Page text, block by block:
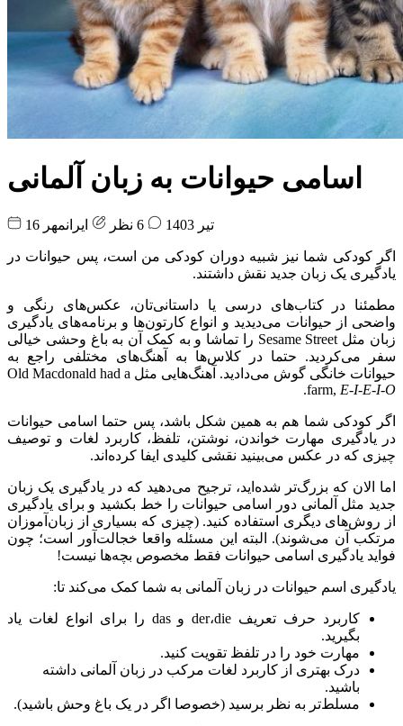
اسامی حیوانات به زبان آلمانی
16 تیر 1403 ایرانمهر
اگر کودکی شما نیز شبیه دوران کودکی من است، پس حیوانات در
یادگیری یک زبان جدید نقش داشتند.
مطمئنا در کتاب‌های درسی یا داستانی‌تان، عکس‌های رنگی و
واضحی از حیوانات می‌دیدید و انواع کارتون‌ها و برنامه‌های یادگیری
زبان مثل Sesame Street را تماشا و به کمک آن به باغ وحشی خیالی
سفر می‌کردید. حتما در کلاس‌ها به آهنگ‌های مختلفی راجع به
حیوانات خانگی گوش می‌دادید. آهنگ‌هایی مثل Old Macdonald had a
farm, E-I-E-I-O
.
اگر کودکی شما هم به همین شکل باشد، پس حتما اسامی حیوانات
در یادگیری مهارت خواندن، نوشتن، تلفظ، کاربرد لغات و توصیف
چیزی که در عکس می‌بینید نقشی کلیدی ایفا کرده‌اند.
اما الان که بزرگ‌تر شده‌اید، ترجیح می‌دهید که در یادگیری یک زبان
جدید مثل آلمانی دور اسامی حیوانات را خط بکشید و برای یادگیری
از روش‌های دیگری استفاده کنید. (چیزی که بسیاری از زبان‌آموزان
مرتکب آن می‌شوند). البته این مسئله واقعا خجالت‌آور است؛ چون
فواید یادگیری اسامی حیوانات فقط مخصوص بچه‌ها نیست!
یادگیری اسم حیوانات در زبان آلمانی به شما کمک می‌کند تا:
کاربرد حرف تعریف der،die و das را برای انواع لغات یاد
بگیرید.
مهارت خود را در تلفظ تقویت کنید.
درک بهتری از کاربرد لغات مرکب در زبان آلمانی داشته
باشید.
مسلط‌تر به نظر برسید (خصوصا اگر در یک باغ وحش باشید).